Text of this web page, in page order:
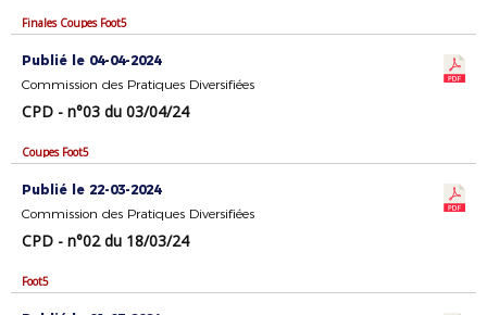
Finales Coupes Foot5
Publié le 04-04-2024
Commission des Pratiques Diversifiées
CPD - n°03 du 03/04/24
Coupes Foot5
Publié le 22-03-2024
Commission des Pratiques Diversifiées
CPD - n°02 du 18/03/24
Foot5